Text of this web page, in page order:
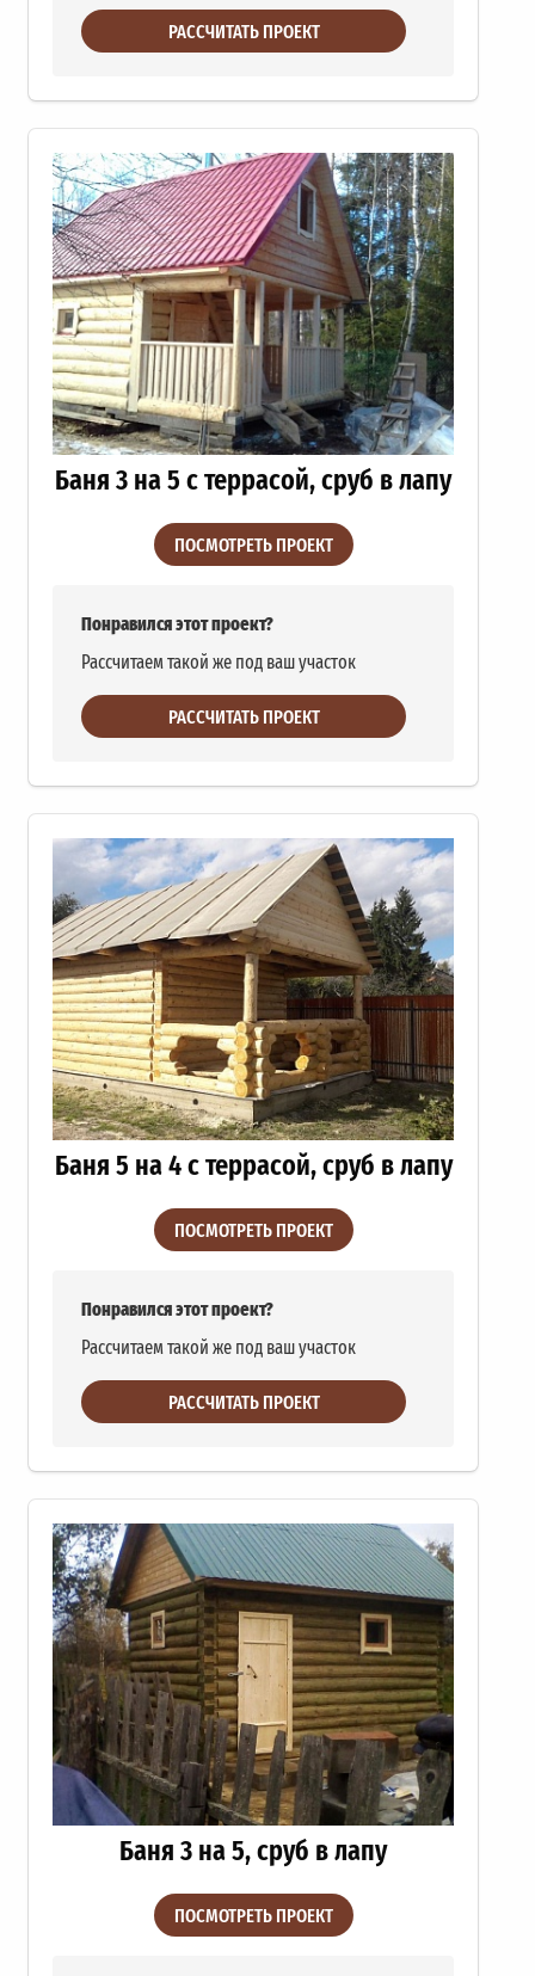
РАССЧИТАТЬ ПРОЕКТ
Баня 3 на 5 с террасой, сруб в лапу
ПОСМОТРЕТЬ ПРОЕКТ
Понравился этот проект?
Рассчитаем такой же под ваш участок
РАССЧИТАТЬ ПРОЕКТ
Баня 5 на 4 с террасой, сруб в лапу
ПОСМОТРЕТЬ ПРОЕКТ
Понравился этот проект?
Рассчитаем такой же под ваш участок
РАССЧИТАТЬ ПРОЕКТ
Баня 3 на 5, сруб в лапу
ПОСМОТРЕТЬ ПРОЕКТ